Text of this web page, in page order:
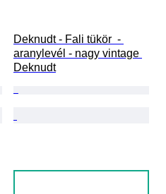
Deknudt - Fali tükör  -
aranylevél - nagy vintage
Deknudt